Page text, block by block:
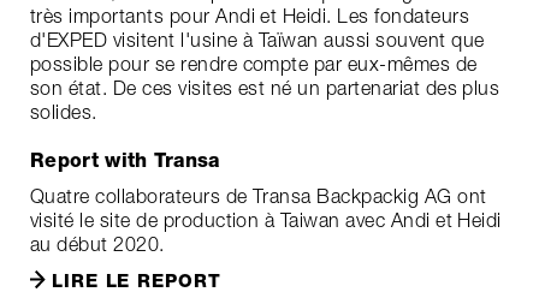
très importants pour Andi et Heidi. Les fondateurs
d'EXPED visitent l'usine à Taïwan aussi souvent que
possible pour se rendre compte par eux-mêmes de
son état. De ces visites est né un partenariat des plus
solides.
Report with Transa
Quatre collaborateurs de Transa Backpackig AG ont
visité le site de production à Taiwan avec Andi et Heidi
au début 2020.
LIRE LE REPORT